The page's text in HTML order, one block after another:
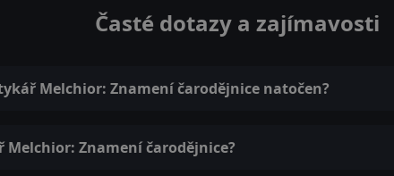
Časté dotazy a zajímavosti
Melchior: Znamení čarodějnice natočen?
Znamení čarodějnice?